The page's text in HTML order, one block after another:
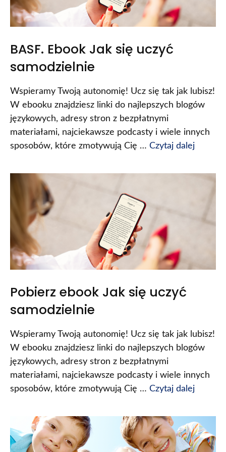
BASF. Ebook Jak się uczyć
samodzielnie
Wspieramy Twoją autonomię! Ucz się tak jak lubisz!
W ebooku znajdziesz linki do najlepszych blogów
językowych, adresy stron z bezpłatnymi
materiałami, najciekawsze podcasty i wiele innych
sposobów, które zmotywują Cię … Czytaj dalej
Pobierz ebook Jak się uczyć
samodzielnie
Wspieramy Twoją autonomię! Ucz się tak jak lubisz!
W ebooku znajdziesz linki do najlepszych blogów
językowych, adresy stron z bezpłatnymi
materiałami, najciekawsze podcasty i wiele innych
sposobów, które zmotywują Cię … Czytaj dalej